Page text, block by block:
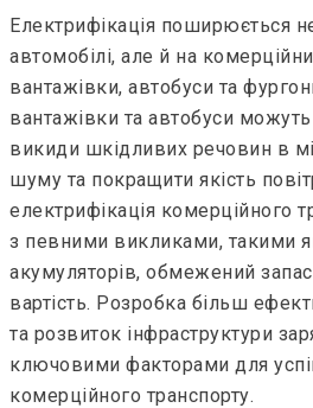
Електрифікація поширюється
автомобілі, але й на
вантажівки, автобуси та
вантажівки та автобуси
викиди шкідливих речовин в
шуму та покращити якість
електрифікація комерційного
з певними викликами, такими
акумуляторів, обмежений
вартість. Розробка більш
та розвиток інфраструктури
ключовими факторами для
комерційного транспорту.